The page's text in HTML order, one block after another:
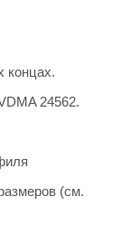
концах.
24562.
(см.